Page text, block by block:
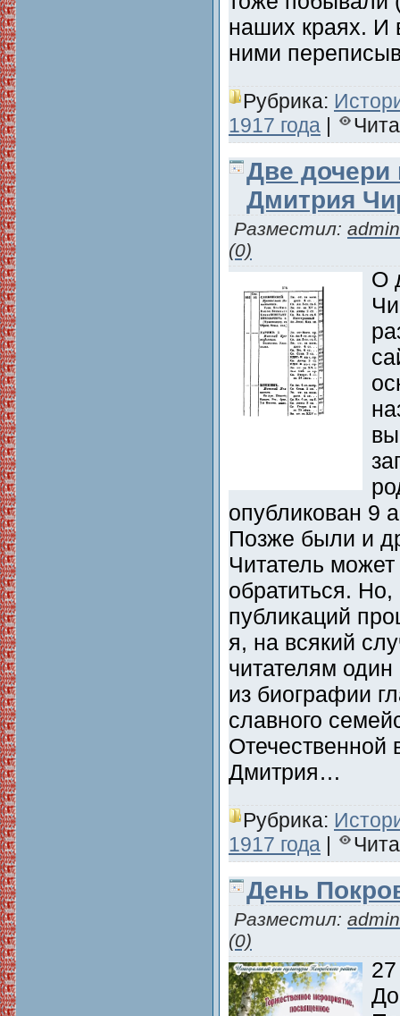
наших краях. И
ними
Рубрика:
1917 года |
Две дочери
Дмитрия
Разместил: admin
(0)
О
опубликован 9
Позже были и
Читатель
обратиться.
публикаций
я, на всякий
читателям
из биографии
славного
Отечественной
Дмитрия…
Рубрика:
1917 года |
День
Разместил: admin
(0)